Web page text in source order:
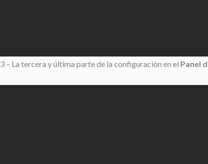
3 – La tercera y última parte de la configuración en el Panel